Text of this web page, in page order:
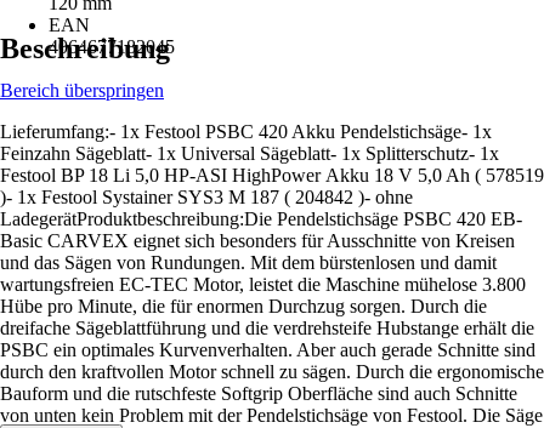
EAN
4064677182045
Beschreibung
Bereich überspringen
Lieferumfang:- 1x Festool PSBC 420 Akku Pendelstichsäge- 1x
Feinzahn Sägeblatt- 1x Universal Sägeblatt- 1x Splitterschutz- 1x
Festool BP 18 Li 5,0 HP-ASI HighPower Akku 18 V 5,0 Ah ( 578519
)- 1x Festool Systainer SYS3 M 187 ( 204842 )- ohne
LadegerätProduktbeschreibung:Die Pendelstichsäge PSBC 420 EB-
Basic CARVEX eignet sich besonders für Ausschnitte von Kreisen
und das Sägen von Rundungen. Mit dem bürstenlosen und damit
wartungsfreien EC-TEC Motor, leistet die Maschine mühelose 3.800
Hübe pro Minute, die für enormen Durchzug sorgen. Durch die
dreifache Sägeblattführung und die verdrehsteife Hubstange erhält die
PSBC ein optimales Kurvenverhalten. Aber auch gerade Schnitte sind
durch den kraftvollen Motor schnell zu sägen. Durch die ergonomische
Bauform und die rutschfeste Softgrip Oberfläche sind auch Schnitte
von unten kein Problem mit der Pendelstichsäge von Festool. Die Säge